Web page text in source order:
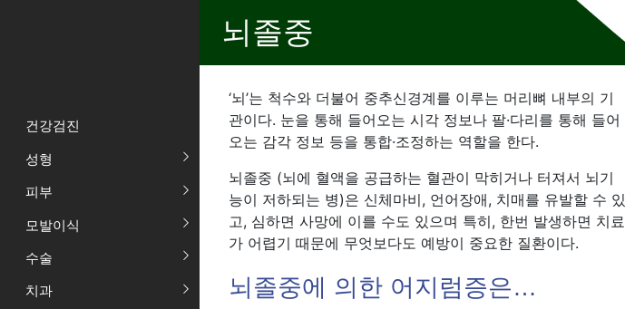
건강검진
성형
피부
모발이식
수술
치과
뇌졸중
‘뇌’는 척수와 더불어 중추신경계를 이루는 머리뼈 내부의 기
관이다. 눈을 통해 들어오는 시각 정보나 팔·다리를 통해 들어
오는 감각 정보 등을 통합·조정하는 역할을 한다.
뇌졸중 (뇌에 혈액을 공급하는 혈관이 막히거나 터져서 뇌기
능이 저하되는 병)은 신체마비, 언어장애, 치매를 유발할 수 있
고, 심하면 사망에 이를 수도 있으며 특히, 한번 발생하면 치료
가 어렵기 때문에 무엇보다도 예방이 중요한 질환이다.
뇌졸중에 의한 어지럼증은…